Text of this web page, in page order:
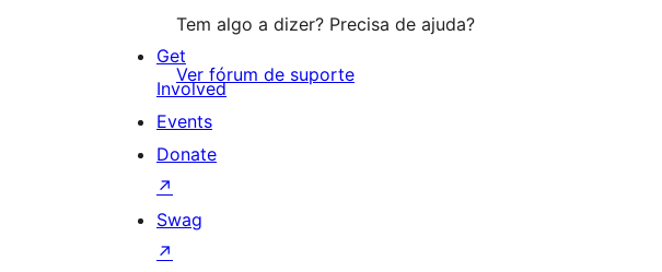
Tem algo a dizer? Precisa de ajuda?
Ver fórum de suporte
Get
Involved
Events
Donate
↗
Swag
↗